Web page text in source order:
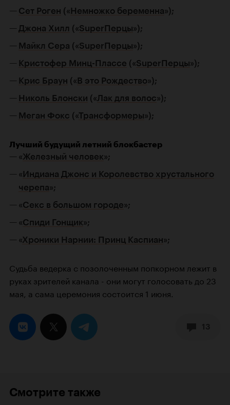
Сет Роген («Немножко беременна»);
Джона Хилл («SuperПерцы»);
Майкл Сера («SuperПерцы»);
Кристофер Минц-Плассе («SuperПерцы»);
Крис Браун («В это Рождество»);
Николь Блонски («Лак для волос»);
Меган Фокс («Трансформеры»);
Лучший будущий летний блокбастер
«Железный человек»;
«Индиана Джонс и Королевство xрустального
черепа»;
«Секс в большом городе»;
«Спиди Гонщик»;
«Хроники Нарнии: Принц Каспиан»;
Судьба ведерка с позолоченным попкорном лежит в
руках зрителей канала - они могут голосовать до 23
мая, а сама церемония состоится 1 июня.
Смотрите также